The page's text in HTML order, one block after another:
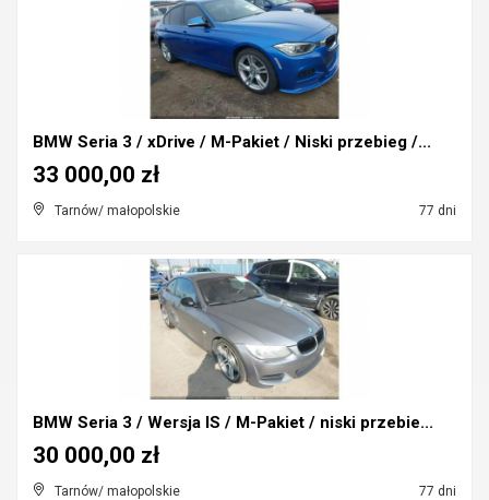
BMW Seria 3 / xDrive / M-Pakiet / Niski przebieg /...
Tarnów/ małopolskie 77 dni
33 000,00 zł
BMW Seria 3 / Wersja IS / M-Pakiet / niski przebie...
Tarnów/ małopolskie 77 dni
30 000,00 zł